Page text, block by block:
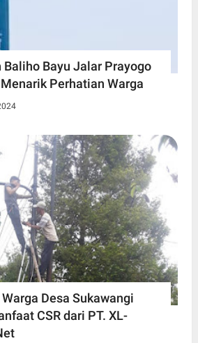
Baliho Bayu Jalar Prayogo
Perhatian Warga
Desa Sukawangi
CSR dari PT. XL-